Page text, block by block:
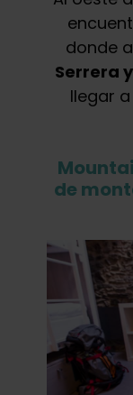
donde
Serrera
llegar
de